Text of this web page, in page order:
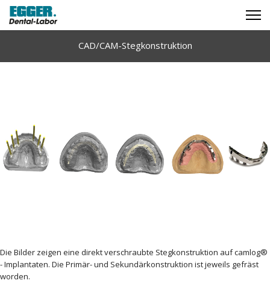
CAD/CAM-Stegkonstruktion
Die Bilder zeigen eine direkt verschraubte Stegkonstruktion auf camlog®
- Implantaten. Die Primär- und Sekundärkonstruktion ist jeweils gefräst
worden.